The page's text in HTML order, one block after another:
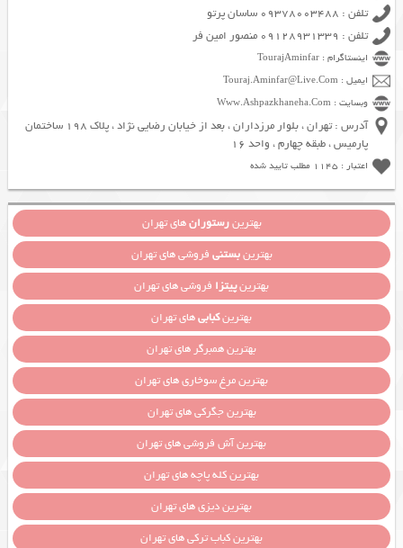
تلفن : 09378003488 ساسان پرتو
تلفن : 09128931339 منصور امین فر
اینستاگرام : TourajAminfar
ایمیل : Touraj.Aminfar@Live.Com
وبسایت : Www.Ashpazkhaneha.Com
آدرس : تهران ، بلوار مرزداران ، بعد از خیابان رضایی نژاد ، پلاک 198 ساختمان
پارمیس ، طبقه چهارم ، واحد 16
اعتبار : 1145 مطلب تایید شده
بهترینرستورانهای تهران
بهترینبستنی فروشی های تهران
بهترینپیتزا فروشی های تهران
بهترینکبابیهای تهران
بهترین همبرگر های تهران
بهترین مرغ سوخاری های تهران
بهترین جگرکی های تهران
بهترین آش فروشی های تهران
بهترین کله پاچه های تهران
بهترین دیزی های تهران
بهترین کباب ترکی های تهران